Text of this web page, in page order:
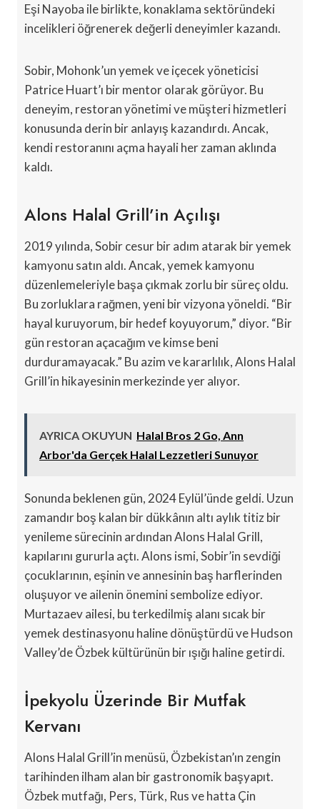
Eşi Nayoba ile birlikte, konaklama sektöründeki
incelikleri öğrenerek değerli deneyimler kazandı.
Sobir, Mohonk’un yemek ve içecek yöneticisi
Patrice Huart’ı bir mentor olarak görüyor. Bu
deneyim, restoran yönetimi ve müşteri hizmetleri
konusunda derin bir anlayış kazandırdı. Ancak,
kendi restoranını açma hayali her zaman aklında
kaldı.
Alons Halal Grill’in Açılışı
2019 yılında, Sobir cesur bir adım atarak bir yemek
kamyonu satın aldı. Ancak, yemek kamyonu
düzenlemeleriyle başa çıkmak zorlu bir süreç oldu.
Bu zorluklara rağmen, yeni bir vizyona yöneldi. “Bir
hayal kuruyorum, bir hedef koyuyorum,” diyor. “Bir
gün restoran açacağım ve kimse beni
durduramayacak.” Bu azim ve kararlılık, Alons Halal
Grill’in hikayesinin merkezinde yer alıyor.
AYRICA OKUYUN Halal Bros 2 Go, Ann
Arbor'da Gerçek Halal Lezzetleri Sunuyor
Sonunda beklenen gün, 2024 Eylül’ünde geldi. Uzun
zamandır boş kalan bir dükkânın altı aylık titiz bir
yenileme sürecinin ardından Alons Halal Grill,
kapılarını gururla açtı. Alons ismi, Sobir’in sevdiği
çocuklarının, eşinin ve annesinin baş harflerinden
oluşuyor ve ailenin önemini sembolize ediyor.
Murtazaev ailesi, bu terkedilmiş alanı sıcak bir
yemek destinasyonu haline dönüştürdü ve Hudson
Valley’de Özbek kültürünün bir ışığı haline getirdi.
İpekyolu Üzerinde Bir Mutfak
Kervanı
Alons Halal Grill’in menüsü, Özbekistan’ın zengin
tarihinden ilham alan bir gastronomik başyapıt.
Özbek mutfağı, Pers, Türk, Rus ve hatta Çin